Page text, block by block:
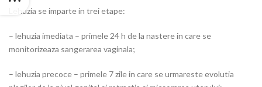
Lehuzia se imparte in trei etape:
– lehuzia imediata – primele 24 h de la nastere in care se
monitorizeaza sangerarea vaginala;
– lehuzia precoce – primele 7 zile in care se urmareste evolutia